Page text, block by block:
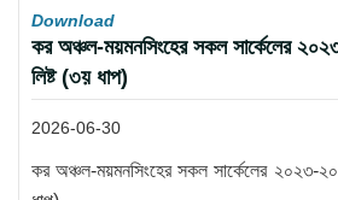
Download
কর অঞ্চল-ময়মনসিংহের সকল সার্কেলের
লিষ্ট (৩য় ধাপ)
2026-06-30
কর অঞ্চল-ময়মনসিংহের সকল সার্কেলের ২০২৩-